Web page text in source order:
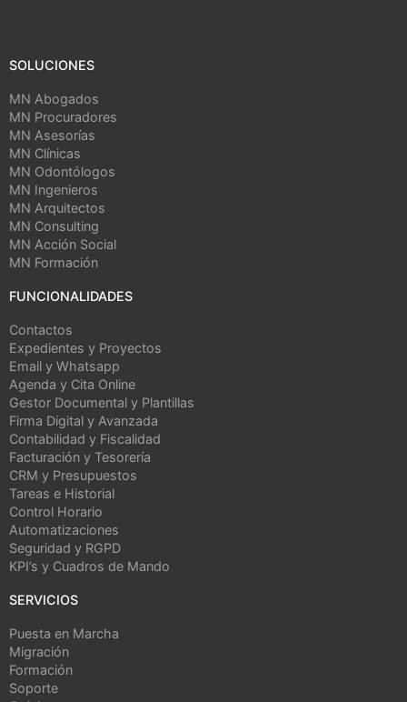
SOLUCIONES
MN Abogados
MN Procuradores
MN Asesorías
MN Clínicas
MN Odontólogos
MN Ingenieros
MN Arquitectos
MN Consulting
MN Acción Social
MN Formación
FUNCIONALIDADES
Contactos
Expedientes y Proyectos
Email y Whatsapp
Agenda y Cita Online
Gestor Documental y Plantillas
Firma Digital y Avanzada
Contabilidad y Fiscalidad
Facturación y Tesorería
CRM y Presupuestos
Tareas e Historial
Control Horario
Automatizaciones
Seguridad y RGPD
KPI’s y Cuadros de Mando
SERVICIOS
Puesta en Marcha
Migración
Formación
Soporte